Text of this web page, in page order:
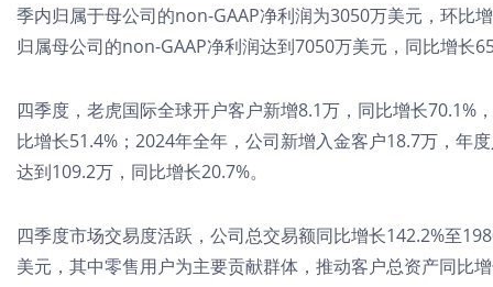
季内归属于母公司的non-GAAP净利润为3050万美元，环比
归属母公司的non-GAAP净利润达到7050万美元，同比增长
四季度，老虎国际全球开户客户新增8.1万，同比增长70.1%
比增长51.4%；2024年全年，公司新增入金客户18.7万，年
达到109.2万，同比增长20.7%。
四季度市场交易度活跃，公司总交易额同比增长142.2%至
美元，其中零售用户为主要贡献群体，推动客户总资产同比